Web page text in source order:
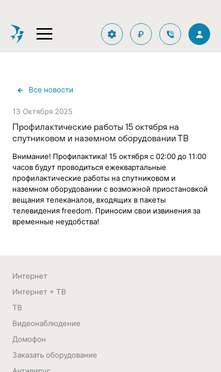
Все новости
13 Октября 2025
Профилактические работы 15 октября на
спутниковом и наземном оборудовании ТВ
Внимание! Профилактика! 15 октября с 02:00 до 11:00
часов будут проводиться ежеквартальные
профилактические работы на спутниковом и
наземном оборудовании с возможной приостановкой
вещания телеканалов, входящих в пакеты
телевидения freedom. Приносим свои извинения за
временные неудобства!
Интернет
Интернет + ТВ
ТВ
Видеонаблюдение
Домофон
Заказать оборудование
₽